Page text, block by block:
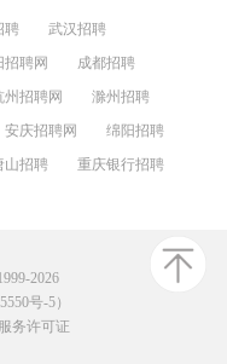
聘
武汉招聘
招聘网
成都招聘
州招聘网
滁州招聘
安庆招聘网
绵阳招聘
山招聘
重庆银行招聘
2026
号-5）
务许可证